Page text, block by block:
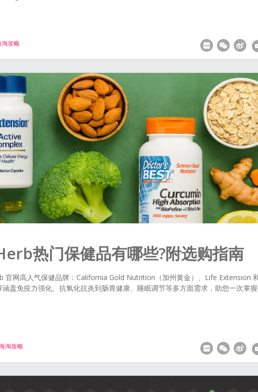
淘攻略
热门保健品有哪些?附选购指南
官网高人气保健品牌：California Gold Nutrition（加州黄金）、Life Extension
盖免疫力强化、抗氧化抗炎到肠胃健康、睡眠调节等多方面需求，助您一次掌
淘攻略